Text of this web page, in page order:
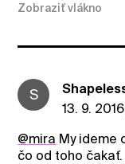
Zobraziť vlákno
S
13. 9.
@mira My ideme
čo od toho čakať.